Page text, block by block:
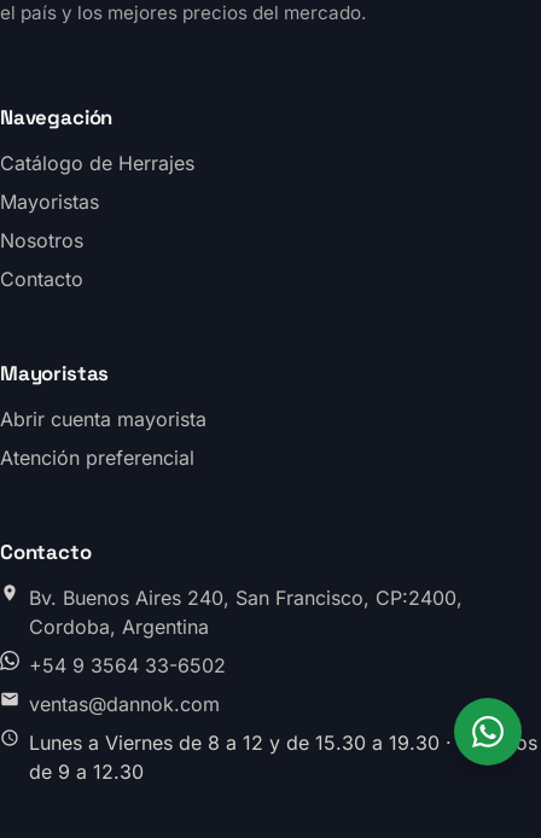
el país y los mejores precios del mercado.
Navegación
Catálogo de Herrajes
Mayoristas
Nosotros
Contacto
Mayoristas
Abrir cuenta mayorista
Atención preferencial
Contacto
Bv. Buenos Aires 240, San Francisco, CP:2400,
Cordoba, Argentina
+54 9 3564 33-6502
ventas@dannok.com
Lunes a Viernes de 8 a 12 y de 15.30 a 19.30 · Sabados
de 9 a 12.30